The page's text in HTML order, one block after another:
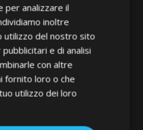
all'ingrosso in tutta
come:
tappetini per auto,
per analizzare il
inoltre
utilizzo del nostro sito
e di analisi
con altre
fornito loro o che
utilizzo dei loro